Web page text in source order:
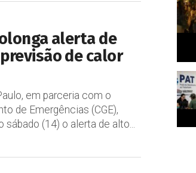
alerta de
de calor
em parceria com o
de Emergências (CGE),
sábado (14) o alerta de alto...